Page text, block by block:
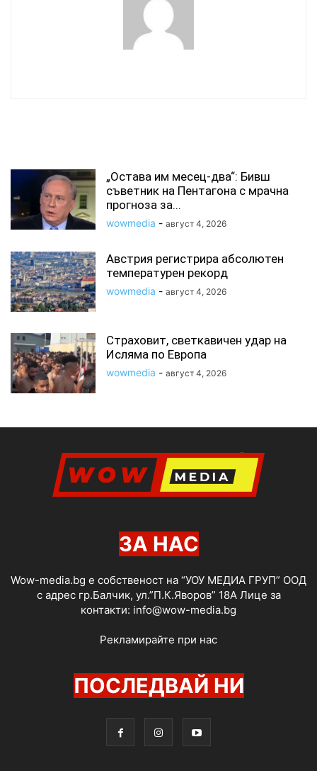
„Остава им месец-два“: Бивш
съветник на Пентагона с мрачна
прогноза за...
wowmedia - август 4, 2026
Австрия регистрира абсолютен
температурен рекорд
wowmedia - август 4, 2026
Страховит, светкавичен удар на
Исляма по Европа
wowmedia - август 4, 2026
ЗА НАС
Wow-media.bg е собственост на “УОУ МЕДИА ГРУП” ООД
с адрес гр.Балчик, ул.”П.К.Яворов” 18А Лице за
контакти: info@wow-media.bg
Рекламирайте при нас
ПОСЛЕДВАЙ НИ